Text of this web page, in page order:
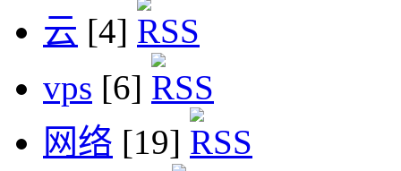
云 [4]
vps [6]
网络 [19]